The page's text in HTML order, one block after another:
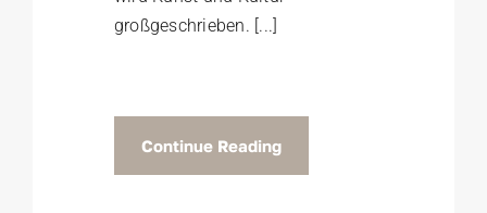
großgeschrieben. [...]
Continue Reading